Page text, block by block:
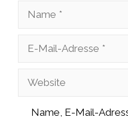
Name
Adresse
Website
Name, E-Mail-